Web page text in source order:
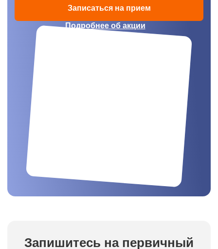
Записаться на прием
Подробнее об акции
Запишитесь на первичный